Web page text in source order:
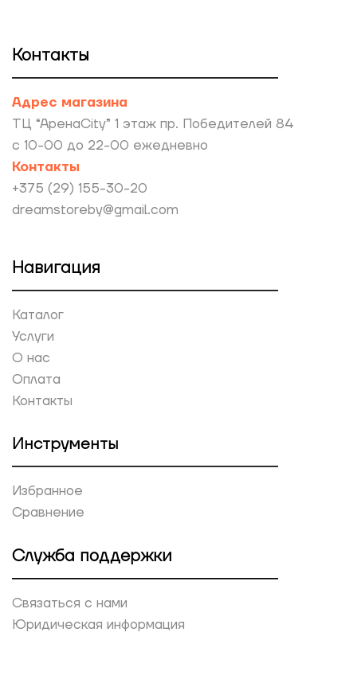
Контакты
Адрес магазина
ТЦ “АренаCity” 1 этаж пр. Победителей 84
с 10-00 до 22-00 ежедневно
Контакты
+375 (29) 155-30-20
dreamstoreby@gmail.com
Навигация
Каталог
Услуги
О нас
Оплата
Контакты
Инструменты
Избранное
Сравнение
Служба поддержки
Связаться с нами
Юридическая информация